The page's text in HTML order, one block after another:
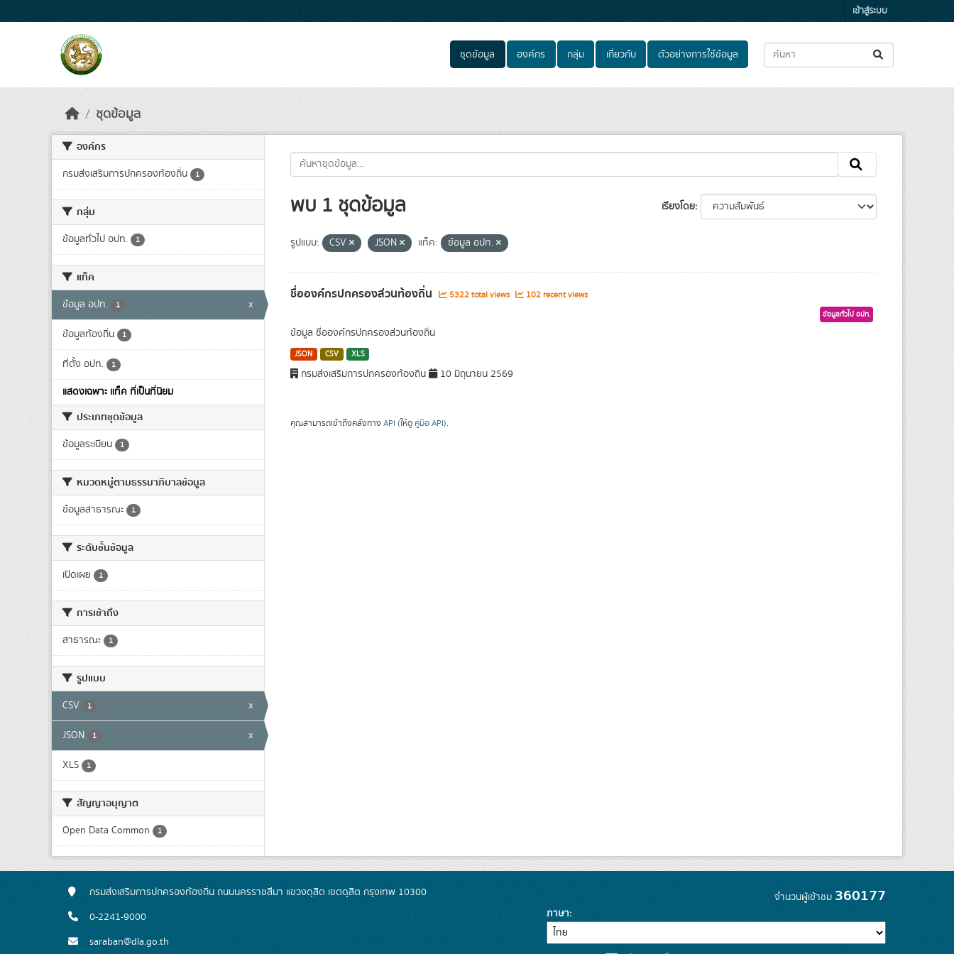
เข้าสู่ระบบ
ชุดข้อมูล องค์กร กลุ่ม เกี่ยวกับ ตัวอย่างการใช้ข้อมูล
ชุดข้อมูล
องค์กร
กรมส่งเสริมการปกครองท้องถิ่น 1
กลุ่ม
ข้อมูลทั่วไป อปท. 1
แท็ค
ข้อมูล อปท. 1 x
ข้อมูลท้องถิ่น 1
ที่ตั้ง อปท. 1
แสดงเฉพาะ แท็ค ที่เป็นที่นิยม
ประเภทชุดข้อมูล
ข้อมูลระเบียน 1
หมวดหมู่ตามธรรมาภิบาลข้อมูล
ข้อมูลสาธารณะ 1
ระดับชั้นข้อมูล
เปิดเผย 1
การเข้าถึง
สาธารณะ 1
รูปแบบ
CSV 1 x
JSON 1 x
XLS 1
สัญญาอนุญาต
Open Data Common 1
เรียงโดย
พบ 1 ชุดข้อมูล
รูปแบบ: CSV JSON แท็ค: ข้อมูล อปท.
ชื่อองค์กรปกครองส่วนท้องถิ่น 5322 total views 102 recent views
ข้อมูลทั่วไป อปท.
ข้อมูล ชื่อองค์กรปกครองส่วนท้องถิ่น
JSON CSV XLS
กรมส่งเสริมการปกครองท้องถิ่น 10 มิถุนายน 2569
คุณสามารถเข้าถึงคลังทาง API (ให้ดู คู่มือ API).
กรมส่งเสริมการปกครองท้องถิ่น ถนนนครราชสีมา แขวงดุสิต เขตดุสิต กรุงเทพ 10300
0-2241-9000
saraban@dla.go.th
จำนวนผู้เข้าชม 360177
ภาษา